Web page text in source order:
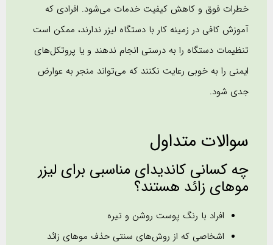
خطرات فوق و کاهش کیفیت خدمات می‌شود. افرادی که
آموزش کافی در زمینه کار با دستگاه لیزر ندارند، ممکن است
تنظیمات دستگاه را به درستی انجام ندهند و یا پروتکل‌های
ایمنی را به خوبی رعایت نکنند که می‌تواند منجر به عوارض
جدی شود.
سوالات متداول
چه کسانی کاندیدای مناسبی برای لیزر
موهای زائد هستند؟
افراد با رنگ پوست روشن و تیره
اشخاصی که از روش‌های سنتی حذف موهای زائد